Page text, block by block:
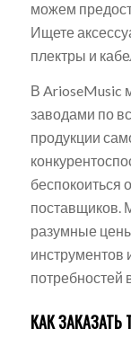
можем
Ищете
плектры и
В ArioseMusic
заводами по
продукции
беспокоиться
поставщиков.
разумные
инструментов
потребностей
КАК ЗАКАЗАТЬ